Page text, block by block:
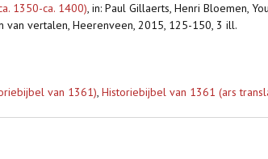
1350-ca. 1400), in: Paul Gillaerts, Henri Bloemen,
van vertalen, Heerenveen, 2015, 125-150, 3 ill.
van 1361), Historiebijbel van 1361 (ars